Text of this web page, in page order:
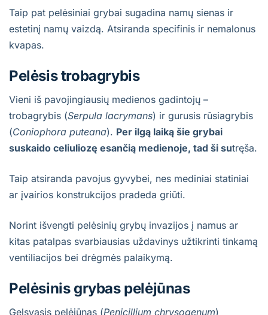
Taip pat pelėsiniai grybai sugadina namų sienas ir
estetinį namų vaizdą. Atsiranda specifinis ir nemalonus
kvapas.
Pelėsis trobagrybis
Vieni iš pavojingiausių medienos gadintojų –
trobagrybis (Serpula lacrymans) ir gurusis rūsiagrybis
(Coniophora puteana). Per ilgą laiką šie grybai
suskaido celiuliozę esančią medienoje, tad ši sutręša.
Taip atsiranda pavojus gyvybei, nes mediniai statiniai
ar įvairios konstrukcijos pradeda griūti.
Norint išvengti pelėsinių grybų invazijos į namus ar
kitas patalpas svarbiausias uždavinys užtikrinti tinkamą
ventiliacijos bei drėgmės palaikymą.
Pelėsinis grybas pelėjūnas
Gelsvasis pelėjūnas (Penicillium chrysogenum)